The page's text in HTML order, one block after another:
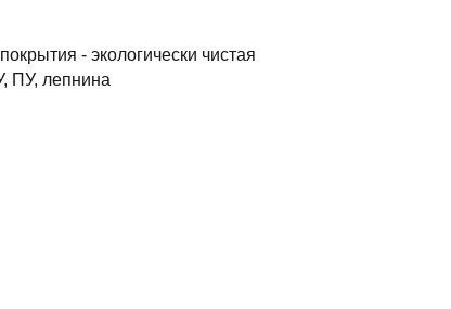
- экологически чистая
ПУ, лепнина